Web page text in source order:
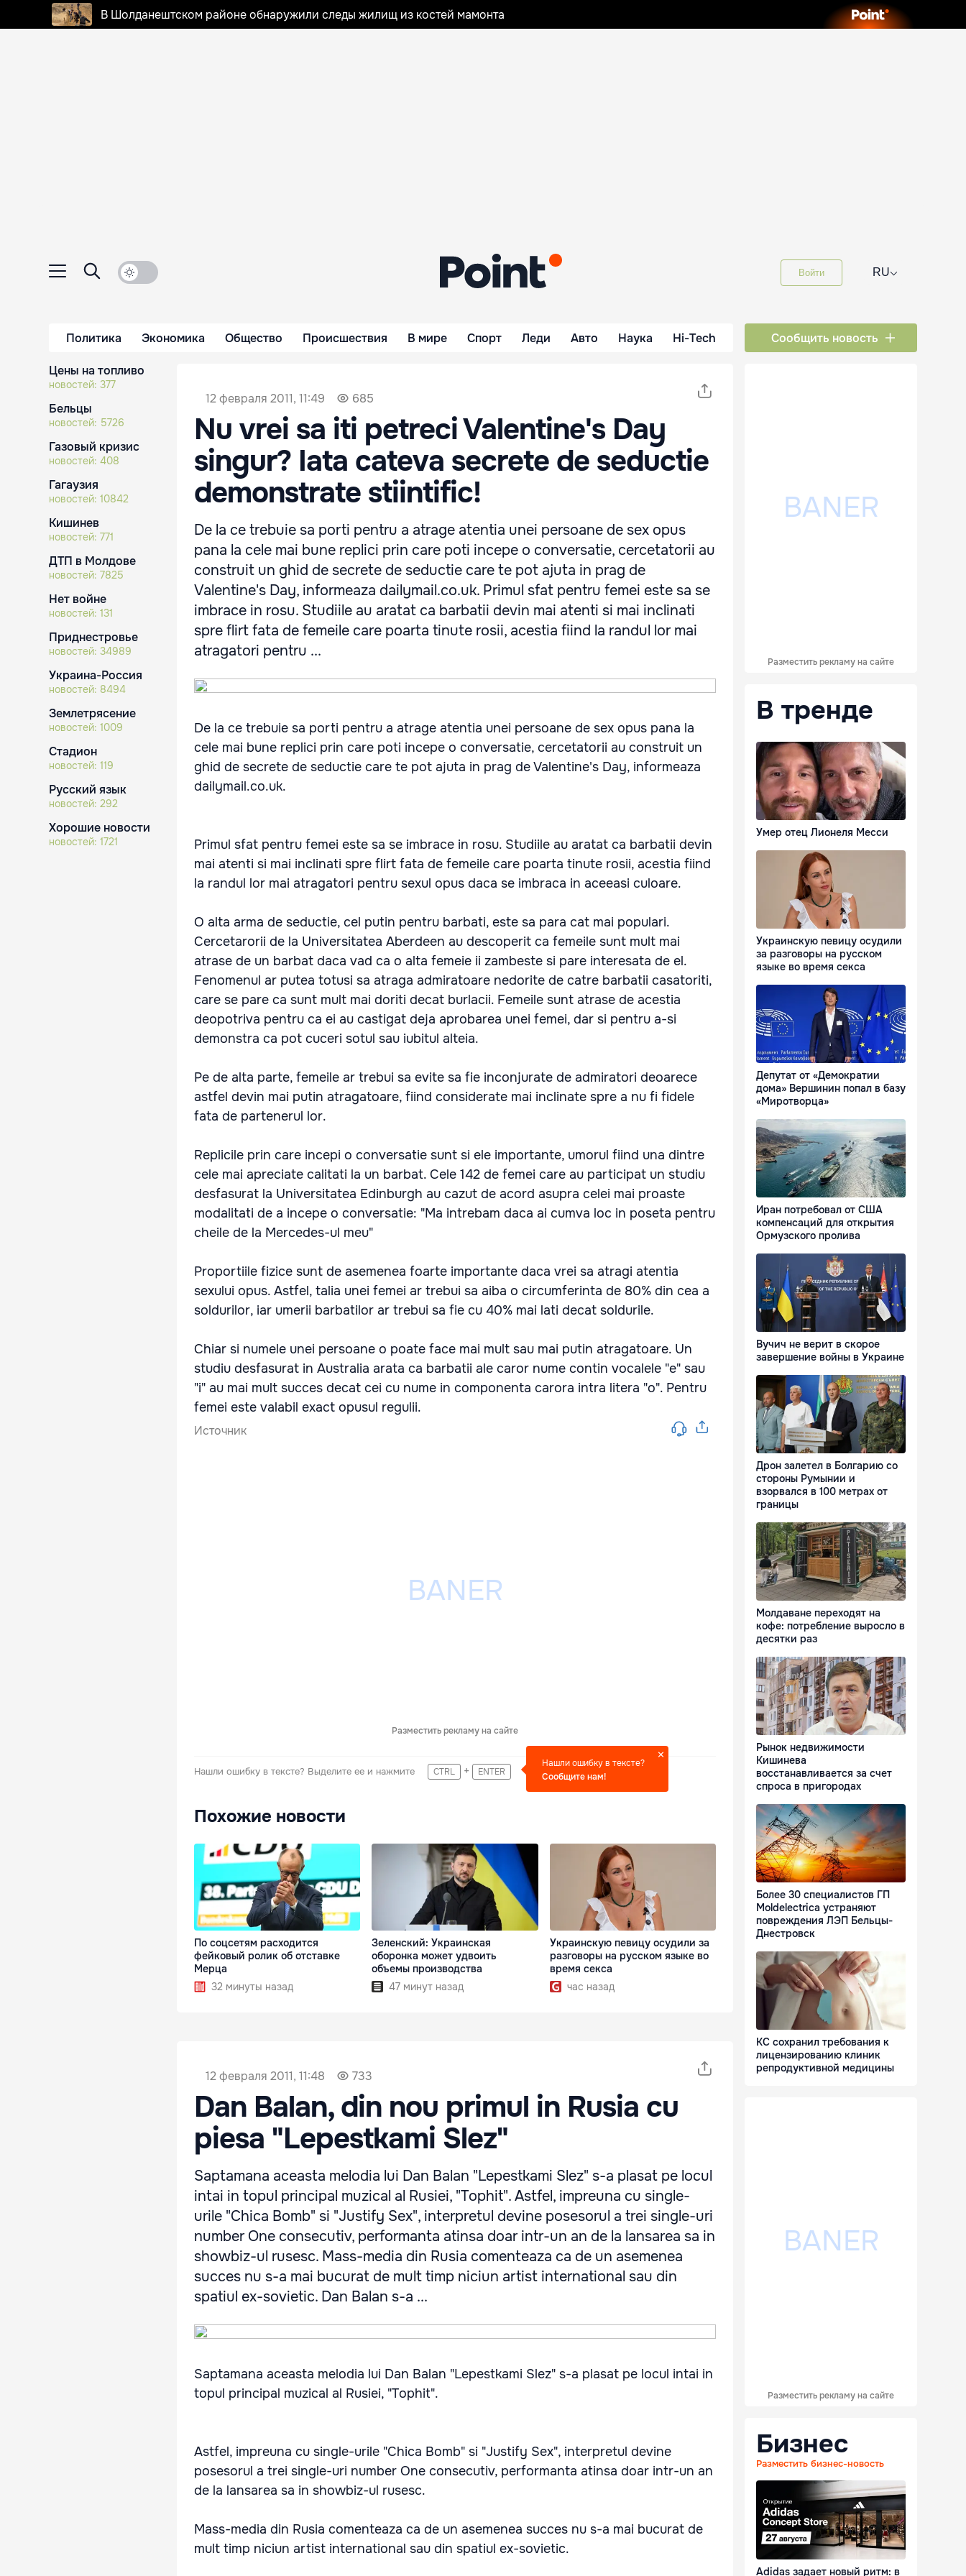
В Шолданештском районе обнаружили следы жилищ из костей мамонта
Войти RU⌵
Политика Экономика Общество Происшествия В мире Спорт Леди Авто Наука Hi-Tech Сообщить новость
Цены на топливо
новостей: 377
Бельцы
новостей: 5726
Газовый кризис
новостей: 408
Гагаузия
новостей: 10842
Кишинев
новостей: 771
ДТП в Молдове
новостей: 7825
Нет войне
новостей: 131
Приднестровье
новостей: 34989
Украина-Россия
новостей: 8494
Землетрясение
новостей: 1009
Стадион
новостей: 119
Русский язык
новостей: 292
Хорошие новости
новостей: 1721
12 февраля 2011, 11:49 685
Nu vrei sa iti petreci Valentine's Day
singur? Iata cateva secrete de seductie
demonstrate stiintific!
De la ce trebuie sa porti pentru a atrage atentia unei persoane de sex opus
pana la cele mai bune replici prin care poti incepe o conversatie, cercetatorii au
construit un ghid de secrete de seductie care te pot ajuta in prag de
Valentine's Day, informeaza dailymail.co.uk. Primul sfat pentru femei este sa se
imbrace in rosu. Studiile au aratat ca barbatii devin mai atenti si mai inclinati
spre flirt fata de femeile care poarta tinute rosii, acestia fiind la randul lor mai
atragatori pentru ...
De la ce trebuie sa porti pentru a atrage atentia unei persoane de sex opus pana la
cele mai bune replici prin care poti incepe o conversatie, cercetatorii au construit un
ghid de secrete de seductie care te pot ajuta in prag de Valentine's Day, informeaza
dailymail.co.uk.
Primul sfat pentru femei este sa se imbrace in rosu. Studiile au aratat ca barbatii devin
mai atenti si mai inclinati spre flirt fata de femeile care poarta tinute rosii, acestia fiind
la randul lor mai atragatori pentru sexul opus daca se imbraca in aceeasi culoare.
O alta arma de seductie, cel putin pentru barbati, este sa para cat mai populari.
Cercetarorii de la Universitatea Aberdeen au descoperit ca femeile sunt mult mai
atrase de un barbat daca vad ca o alta femeie ii zambeste si pare interesata de el.
Fenomenul ar putea totusi sa atraga admiratoare nedorite de catre barbatii casatoriti,
care se pare ca sunt mult mai doriti decat burlacii. Femeile sunt atrase de acestia
deopotriva pentru ca ei au castigat deja aprobarea unei femei, dar si pentru a-si
demonstra ca pot cuceri sotul sau iubitul alteia.
Pe de alta parte, femeile ar trebui sa evite sa fie inconjurate de admiratori deoarece
astfel devin mai putin atragatoare, fiind considerate mai inclinate spre a nu fi fidele
fata de partenerul lor.
Replicile prin care incepi o conversatie sunt si ele importante, umorul fiind una dintre
cele mai apreciate calitati la un barbat. Cele 142 de femei care au participat un studiu
desfasurat la Universitatea Edinburgh au cazut de acord asupra celei mai proaste
modalitati de a incepe o conversatie: "Ma intrebam daca ai cumva loc in poseta pentru
cheile de la Mercedes-ul meu"
Proportiile fizice sunt de asemenea foarte importante daca vrei sa atragi atentia
sexului opus. Astfel, talia unei femei ar trebui sa aiba o circumferinta de 80% din cea a
soldurilor, iar umerii barbatilor ar trebui sa fie cu 40% mai lati decat soldurile.
Chiar si numele unei persoane o poate face mai mult sau mai putin atragatoare. Un
studiu desfasurat in Australia arata ca barbatii ale caror nume contin vocalele "e" sau
"i" au mai mult succes decat cei cu nume in componenta carora intra litera "o". Pentru
femei este valabil exact opusul regulii.
Источник
Разместить рекламу на сайте
Нашли ошибку в тексте? Выделите ее и нажмите CTRL + ENTER
Нашли ошибку в тексте?
Сообщите нам!
Похожие новости
По соцсетям расходится
фейковый ролик об отставке
Мерца
32 минуты назад
Зеленский: Украинская
оборонка может удвоить
объемы производства
47 минут назад
Украинскую певицу осудили за
разговоры на русском языке во
время секса
час назад
12 февраля 2011, 11:48 733
Dan Balan, din nou primul in Rusia cu
piesa "Lepestkami Slez"
Saptamana aceasta melodia lui Dan Balan "Lepestkami Slez" s-a plasat pe locul
intai in topul principal muzical al Rusiei, "Tophit". Astfel, impreuna cu single-
urile "Chica Bomb" si "Justify Sex", interpretul devine posesorul a trei single-uri
number One consecutiv, performanta atinsa doar intr-un an de la lansarea sa in
showbiz-ul rusesc. Mass-media din Rusia comenteaza ca de un asemenea
succes nu s-a mai bucurat de mult timp niciun artist international sau din
spatiul ex-sovietic. Dan Balan s-a ...
Saptamana aceasta melodia lui Dan Balan "Lepestkami Slez" s-a plasat pe locul intai in
topul principal muzical al Rusiei, "Tophit".
Astfel, impreuna cu single-urile "Chica Bomb" si "Justify Sex", interpretul devine
posesorul a trei single-uri number One consecutiv, performanta atinsa doar intr-un an
de la lansarea sa in showbiz-ul rusesc.
Mass-media din Rusia comenteaza ca de un asemenea succes nu s-a mai bucurat de
mult timp niciun artist international sau din spatiul ex-sovietic.
Разместить рекламу на сайте
В тренде
Умер отец Лионеля Месси
Украинскую певицу осудили
за разговоры на русском
языке во время секса
Депутат от «Демократии
дома» Вершинин попал в базу
«Миротворца»
Иран потребовал от США
компенсаций для открытия
Ормузского пролива
Вучич не верит в скорое
завершение войны в Украине
Дрон залетел в Болгарию со
стороны Румынии и
взорвался в 100 метрах от
границы
Молдаване переходят на
кофе: потребление выросло в
десятки раз
Рынок недвижимости
Кишинева
восстанавливается за счет
спроса в пригородах
Более 30 специалистов ГП
Moldelectrica устраняют
повреждения ЛЭП Бельцы-
Днестровск
КС сохранил требования к
лицензированию клиник
репродуктивной медицины
Разместить рекламу на сайте
Бизнес
Разместить бизнес-новость
Adidas задает новый ритм: в